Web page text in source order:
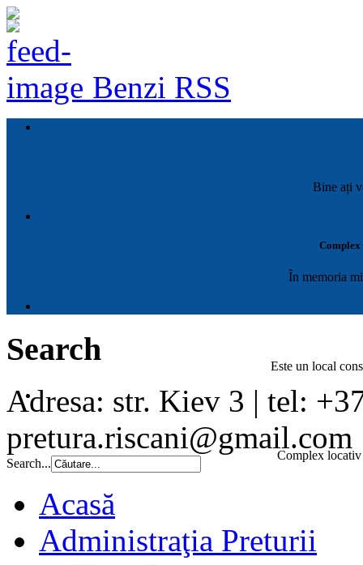
Benzi RSS
Bine ați
În memoria
Este un local
Complex
Search
Adresa: str. Kiev 3 | tel:
pretura.riscani@gmail.com
Search...
Acasă
Administraţia Preturii